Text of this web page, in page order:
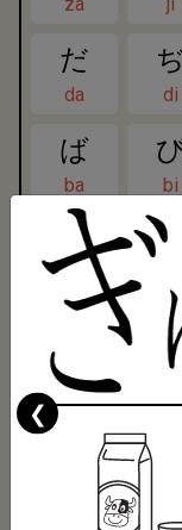
だ
da
ぢ
di
ば
ba bi
ぱ
pa
ぴ
きゃ
sha
ちゃ
❮